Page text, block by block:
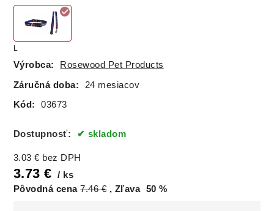
L
Výrobca: Rosewood Pet Products
Záručná doba: 24 mesiacov
Kód: 03673
Dostupnosť: skladom
3.03 € bez DPH
3.73 €
ks
Pôvodná cena 7.46€ Zľava 50 %